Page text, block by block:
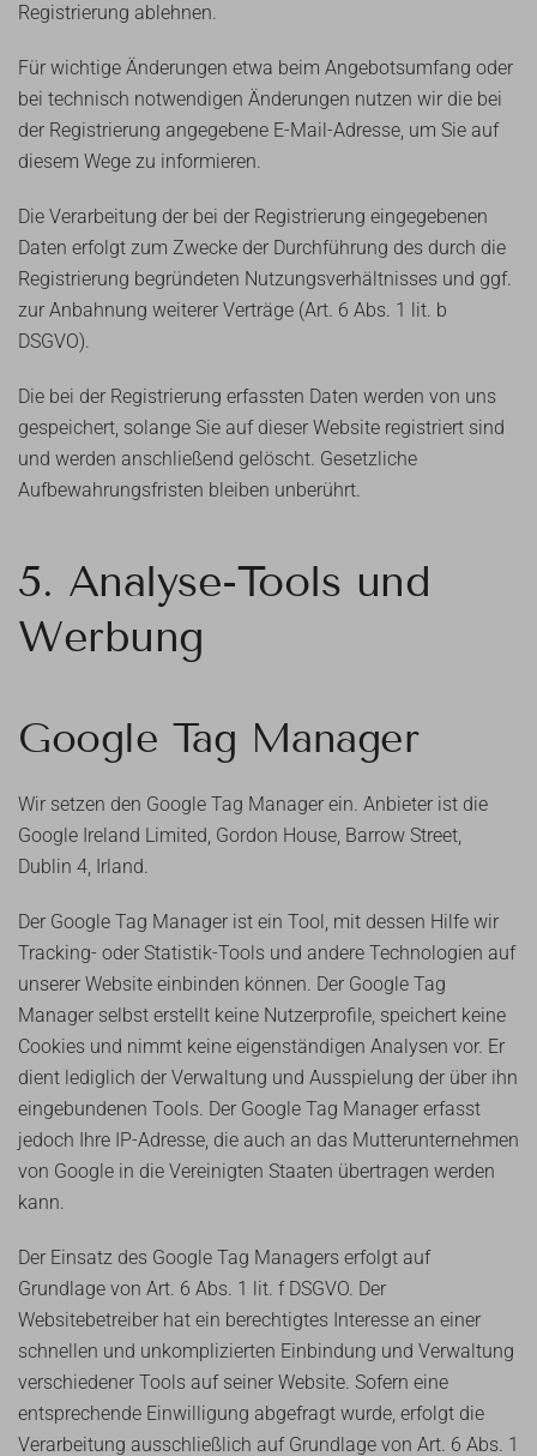
Registrierung ablehnen.
Für wichtige Änderungen etwa beim Angebotsumfang oder
bei technisch notwendigen Änderungen nutzen wir die bei
der Registrierung angegebene E-Mail-Adresse, um Sie auf
diesem Wege zu informieren.
Die Verarbeitung der bei der Registrierung eingegebenen
Daten erfolgt zum Zwecke der Durchführung des durch die
Registrierung begründeten Nutzungsverhältnisses und ggf.
zur Anbahnung weiterer Verträge (Art. 6 Abs. 1 lit. b
DSGVO).
Die bei der Registrierung erfassten Daten werden von uns
gespeichert, solange Sie auf dieser Website registriert sind
und werden anschließend gelöscht. Gesetzliche
Aufbewahrungsfristen bleiben unberührt.
5. Analyse-Tools und
Werbung
Google Tag Manager
Wir setzen den Google Tag Manager ein. Anbieter ist die
Google Ireland Limited, Gordon House, Barrow Street,
Dublin 4, Irland.
Der Google Tag Manager ist ein Tool, mit dessen Hilfe wir
Tracking- oder Statistik-Tools und andere Technologien auf
unserer Website einbinden können. Der Google Tag
Manager selbst erstellt keine Nutzerprofile, speichert keine
Cookies und nimmt keine eigenständigen Analysen vor. Er
dient lediglich der Verwaltung und Ausspielung der über ihn
eingebundenen Tools. Der Google Tag Manager erfasst
jedoch Ihre IP-Adresse, die auch an das Mutterunternehmen
von Google in die Vereinigten Staaten übertragen werden
kann.
Der Einsatz des Google Tag Managers erfolgt auf
Grundlage von Art. 6 Abs. 1 lit. f DSGVO. Der
Websitebetreiber hat ein berechtigtes Interesse an einer
schnellen und unkomplizierten Einbindung und Verwaltung
verschiedener Tools auf seiner Website. Sofern eine
entsprechende Einwilligung abgefragt wurde, erfolgt die
Verarbeitung ausschließlich auf Grundlage von Art. 6 Abs. 1